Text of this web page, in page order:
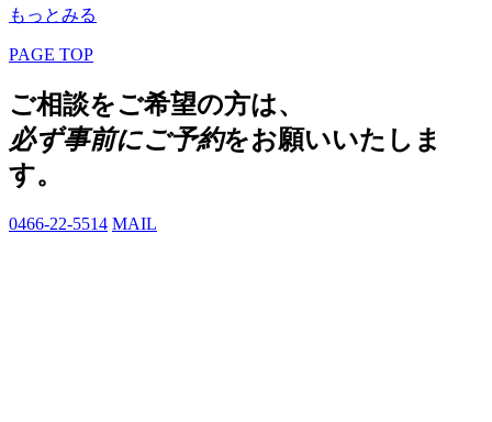
もっとみる
PAGE TOP
ご相談をご希望の方は、
必ず事前にご予約をお願いいたしま
す。
0466-22-5514 MAIL